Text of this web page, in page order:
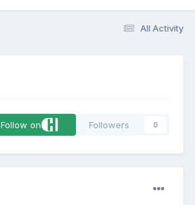
All Activity
Follow on Followers 0